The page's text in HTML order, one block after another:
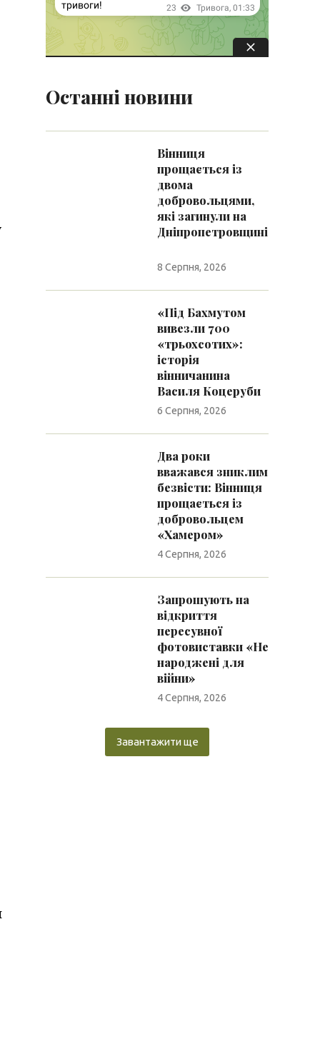
Останні новини
Вінниця
прощається із
двома
добровольцями,
які загинули на
Дніпропетровщині
8 Серпня, 2026
«Під Бахмутом
вивезли 700
«трьохсотих»:
історія
вінничанина
Василя Коцеруби
6 Серпня, 2026
Два роки
вважався зниклим
безвісти: Вінниця
прощається із
добровольцем
«Хамером»
4 Серпня, 2026
Запрошують на
відкриття
пересувної
фотовиставки «Не
народжені для
війни»
4 Серпня, 2026
Завантажити ще